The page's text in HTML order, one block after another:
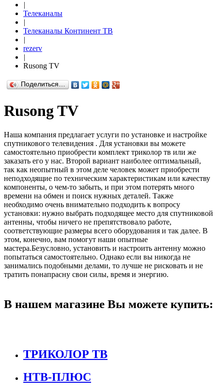
|
Телеканалы
|
Телеканалы Континент ТВ
|
rezerv
|
Rusong TV
Поделиться…
Rusong TV
Наша компания предлагает услуги по установке и настройке
спутникового телевидения . Для установки вы можете
самостоятельно приобрести комплект триколор тв или же
заказать его у нас. Второй вариант наиболее оптимальный,
так как неопытный в этом деле человек может приобрести
неподходящие по техническим характеристикам или качеству
компоненты, о чем-то забыть, и при этом потерять много
времени на обмен и поиск нужных деталей. Также
необходимо очень внимательно подходить к вопросу
установки: нужно выбрать подходящее место для спутниковой
антенны, чтобы ничего не препятствовало работе,
соответствующие размеры всего оборудования и так далее. В
этом, конечно, вам помогут наши опытные
мастера.Безусловно, установить и настроить антенну можно
попытаться самостоятельно. Однако если вы никогда не
занимались подобными делами, то лучше не рисковать и не
тратить понапрасну свои силы, время и энергию.
В нашем магазине Вы можете купить:
ТРИКОЛОР ТВ
НТВ-ПЛЮС